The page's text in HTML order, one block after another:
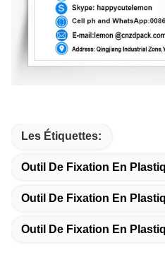
Les Étiquettes:
Outil De Fixation En
Outil De Fixation En
Outil De Fixation En